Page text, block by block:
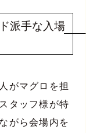
派手な入場
がマグロを担
タッフ様が特
がら会場内を